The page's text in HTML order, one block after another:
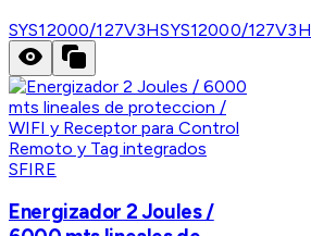
SYS12000/127V3HSYS12000/127V3H
SFIRE
Energizador 2 Joules /